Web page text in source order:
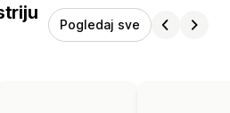
Pogledaj sve